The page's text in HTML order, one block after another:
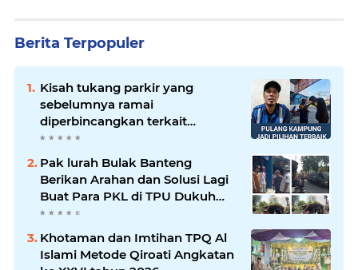
Berita Terpopuler
Kisah tukang parkir yang
sebelumnya ramai
diperbincangkan terkait
persoalan parkir gratis di
sebuah minimarket di Bekasi
kini memasuki babak baru.
Pak lurah Bulak Banteng
Berikan Arahan dan Solusi Lagi
Buat Para PKL di TPU Dukuh
Bulak Banteng Surabaya
Khotaman dan Imtihan TPQ Al
Islami Metode Qiroati Angkatan